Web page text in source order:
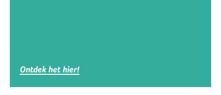
Ontdek het hier!